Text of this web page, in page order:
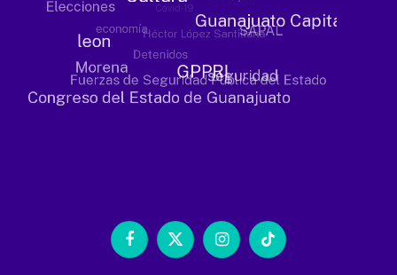
Facebook
X
InstagramTikTok